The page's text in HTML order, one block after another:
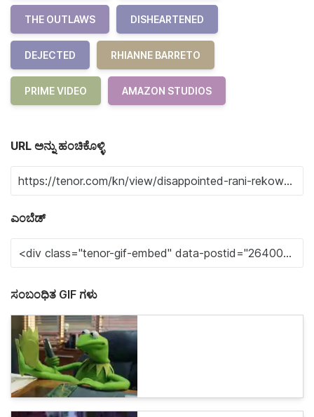
THE OUTLAWS DISHEARTENED
DEJECTED RHIANNE BARRETO
PRIME VIDEO AMAZON STUDIOS
URL ಅನ್ನು ಹಂಚಿಕೊಳ್ಳಿ
ಎಂಬೆಡ್
ಸಂಬಂಧಿತ GIF ಗಳು